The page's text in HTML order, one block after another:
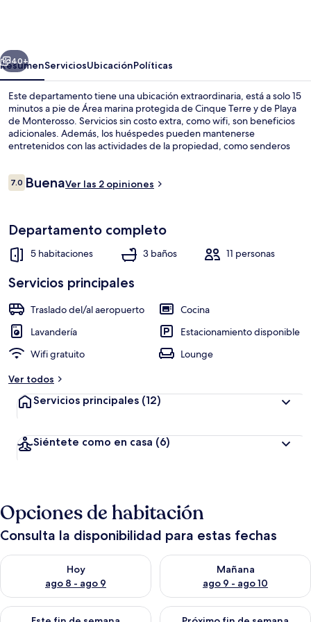
I
Limoni
Siguiente
40+
ResumenServiciosUbicaciónPolíticas
Este departamento tiene una ubicación extraordinaria, está a solo 15
minutos a pie de Área marina protegida de Cinque Terre y de Playa
de Monterosso. Servicios sin costo extra, como wifi, son beneficios
adicionales. Además, los huéspedes pueden mantenerse
entretenidos con las actividades de la propiedad, como senderos
amenidades.
Opiniones
7.07.0 de 10,
BuenaVer las 2 opiniones
Departamento completo
5 habitaciones 3 baños 11 personas
Servicios principales
Traslado del/al aeropuerto
Cocina
Lavandería
Estacionamiento disponible
Wifi gratuito
Lounge
Ver todos
Servicios principales (12)
Siéntete como en casa (6)
Opciones de habitación
Consulta la disponibilidad para estas fechas
Hoy
ago 8 - ago 9
Consulta la disponibilidad para hoy ago 8 - ago 9
Mañana
ago 9 - ago 10
Consulta la disponibilidad
Consulta la disponibilidad para este fin de semana ago 14 -
Consulta la disponibilidad